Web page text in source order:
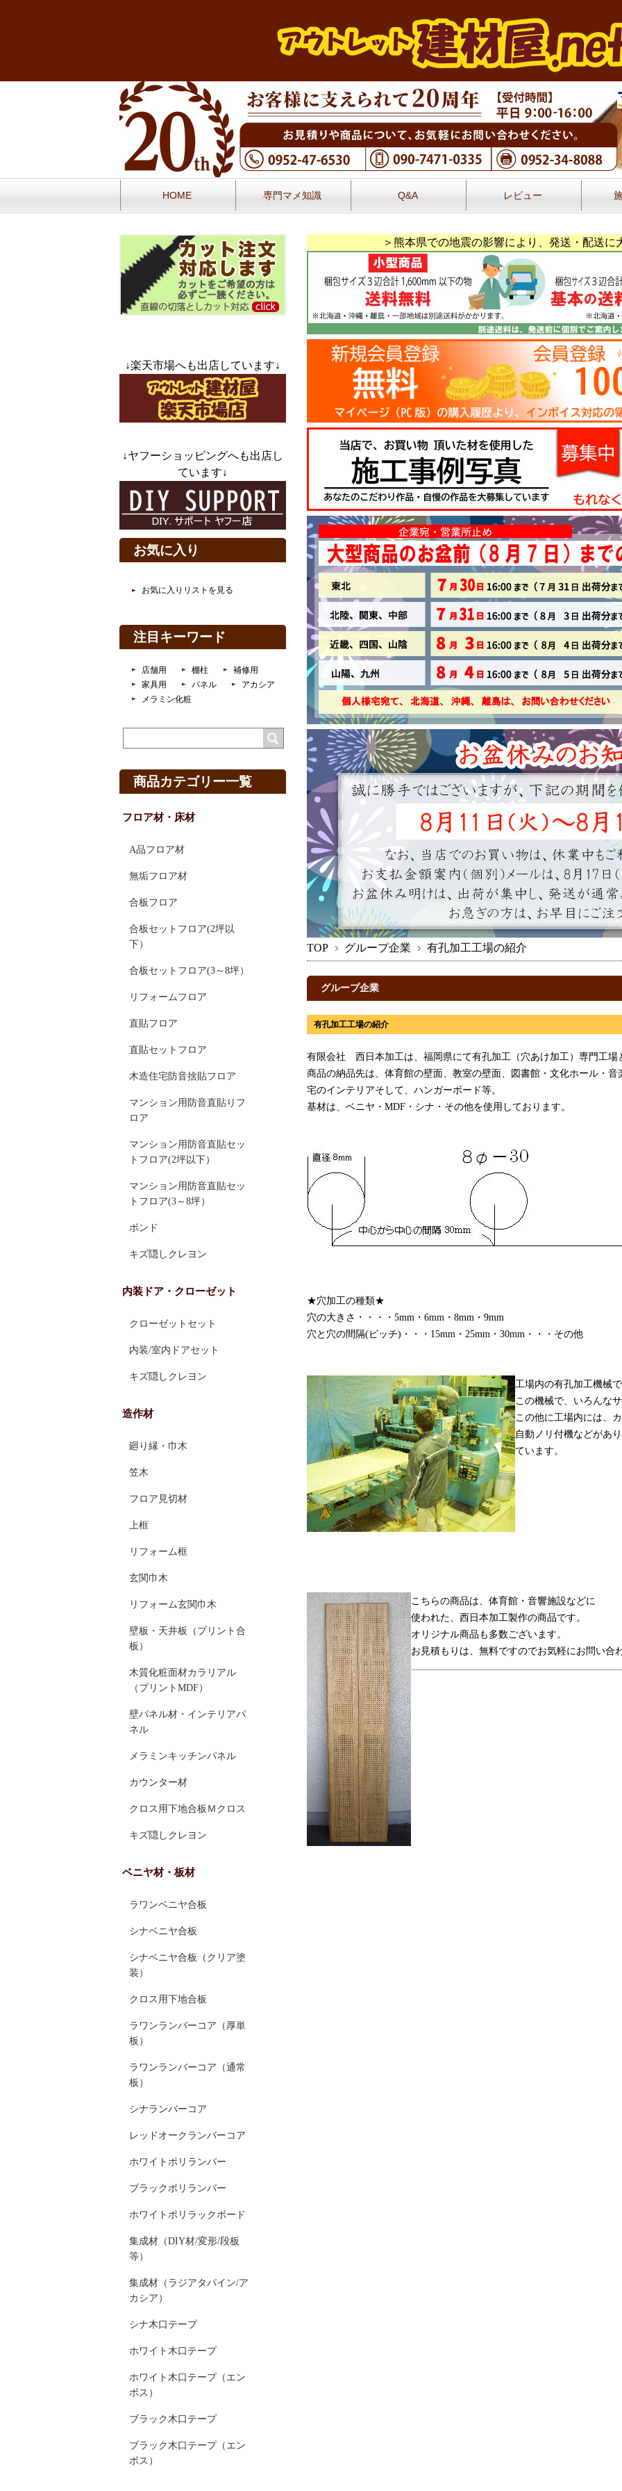
HOME 専門マメ知識 Q&A レビュー
＞熊本県での地震の影響により、発送・配送に
TOP グループ企業 有孔加工工場の紹介
グループ企業
有孔加工工場の紹介
有限会社 西日本加工は、福岡県にて有孔加工（穴あけ加工）専門工場
商品の納品先は、体育館の壁面、教室の壁面、図書館・文化ホール・
宅のインテリアそして、ハンガーボード等。
基材は、ベニヤ・MDF・シナ・その他を使用しております。
★穴加工の種類★
穴の大きさ・・・・5mm・6mm・8mm・9mm
穴と穴の間隔(ピッチ)・・・15mm・25mm・30mm・・・その他
工場内の有孔加工機械で
この機械で、いろんな
この他に工場内には、
自動ノリ付機などがあ
ています。
こちらの商品は、体育館・音響施設などに
使われた、西日本加工製作の商品です。
オリジナル商品も多数ございます。
お見積もりは、無料ですのでお気軽にお問い合
↓楽天市場へも出店しています↓
↓ヤフーショッピングへも出店し
ています↓
お気に入り
お気に入りリストを見る
注目キーワード
店舗用 棚柱
補修用
家具用
パネル
アカシア
メラミン化粧
商品カテゴリー一覧
フロア材・床材
A品フロア材
無垢フロア材
合板フロア
合板セットフロア(2坪以
下）
合板セットフロア(3～8坪）
リフォームフロア
直貼フロア
直貼セットフロア
木造住宅防音捨貼フロア
マンション用防音直貼りフ
ロア
マンション用防音直貼セッ
トフロア(2坪以下）
マンション用防音直貼セッ
トフロア(3～8坪）
ボンド
キズ隠しクレヨン
内装ドア・クローゼット
クローゼットセット
内装/室内ドアセット
キズ隠しクレヨン
造作材
廻り縁・巾木
笠木
フロア見切材
上框
リフォーム框
玄関巾木
リフォーム玄関巾木
壁板・天井板（プリント合
板）
木質化粧面材カラリアル
（プリントMDF）
壁パネル材・インテリアパ
ネル
メラミンキッチンパネル
カウンター材
クロス用下地合板Ｍクロス
キズ隠しクレヨン
ベニヤ材・板材
ラワンベニヤ合板
シナベニヤ合板
シナベニヤ合板（クリア塗
装）
クロス用下地合板
ラワンランバーコア（厚単
板）
ラワンランバーコア（通常
板）
シナランバーコア
レッドオークランバーコア
ホワイトポリランバー
ブラックポリランバー
ホワイトポリラックボード
集成材（DIY材/変形/段板
等）
集成材（ラジアタパイン/ア
カシア）
シナ木口テープ
ホワイト木口テープ
ホワイト木口テープ（エン
ボス）
ブラック木口テープ
ブラック木口テープ（エン
ボス）